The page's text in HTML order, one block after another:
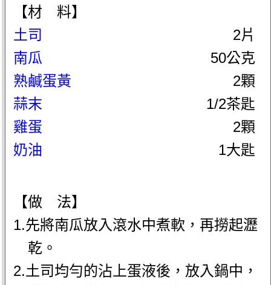
【材 料】
土司
2片
南瓜
50公克
熟鹹蛋黃
2顆
蒜末
1/2茶匙
雞蛋
2顆
奶油
1大匙
【做 法】
1.先將南瓜放入滾水中煮軟，再撈起瀝
乾。
2.土司均勻的沾上蛋液後，放入鍋中，